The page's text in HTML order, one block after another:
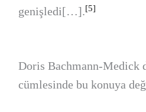
genişledi[…].[5]
Doris Bachmann-Medick
cümlesinde bu konuya